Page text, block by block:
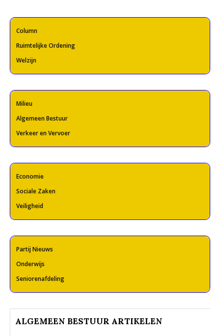
Column
Ruimtelijke Ordening
Welzijn
Milieu
Algemeen Bestuur
Verkeer en Vervoer
Economie
Sociale Zaken
Veiligheid
Partij Nieuws
Onderwijs
Seniorenafdeling
ALGEMEEN BESTUUR ARTIKELEN